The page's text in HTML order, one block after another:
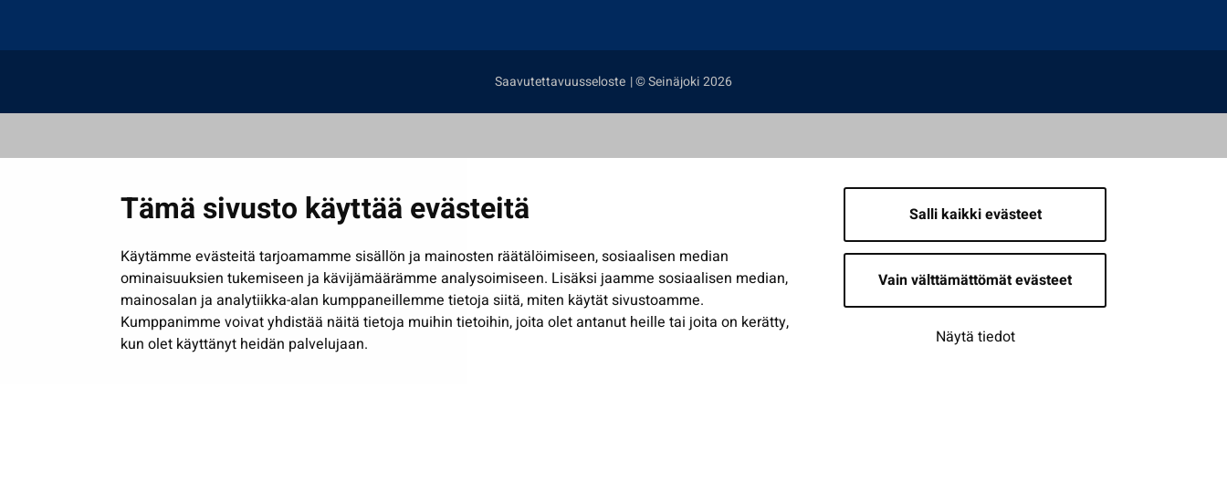
Tämä sivusto käyttää evästeitä
Käytämme evästeitä tarjoamamme sisällön ja mainosten räätälöimiseen, sosiaalisen median
ominaisuuksien tukemiseen ja kävijämäärämme analysoimiseen. Lisäksi jaamme sosiaalisen median,
mainosalan ja analytiikka-alan kumppaneillemme tietoja siitä, miten käytät sivustoamme.
Kumppanimme voivat yhdistää näitä tietoja muihin tietoihin, joita olet antanut heille tai joita on kerätty,
kun olet käyttänyt heidän palvelujaan.
Salli kaikki evästeet
Vain välttämättömät evästeet
Näytä tiedot
Saavutettavuusseloste | © Seinäjoki 2026